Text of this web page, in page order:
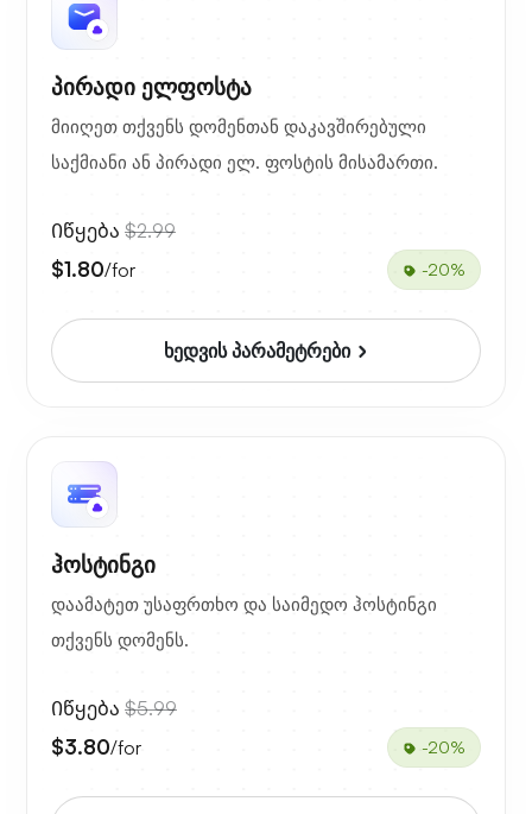
პირადი ელფოსტა
მიიღეთ თქვენს დომენთან დაკავშირებული
საქმიანი ან პირადი ელ. ფოსტის მისამართი.
Იწყება $2.99
$1.80/for -20%
ხედვის პარამეტრები
ჰოსტინგი
დაამატეთ უსაფრთხო და საიმედო ჰოსტინგი
თქვენს დომენს.
Იწყება $5.99
$3.80/for -20%